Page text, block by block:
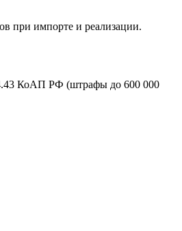
при импорте и реализации.
КоАП РФ (штрафы до 600 000